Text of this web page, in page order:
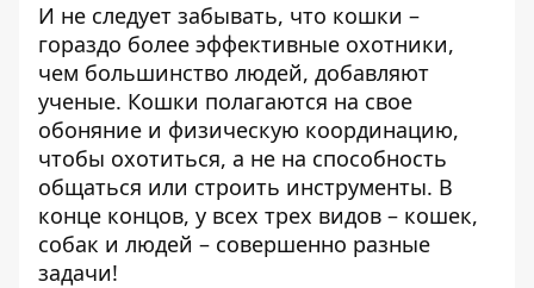
И не следует забывать, что кошки –
гораздо более эффективные охотники,
чем большинство людей, добавляют
ученые. Кошки полагаются на свое
обоняние и физическую координацию,
чтобы охотиться, а не на способность
общаться или строить инструменты. В
конце концов, у всех трех видов – кошек,
собак и людей – совершенно разные
задачи!